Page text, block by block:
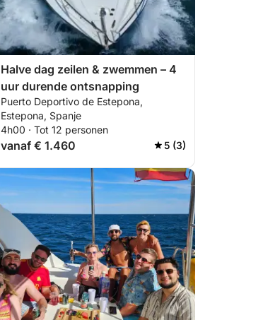
Halve dag zeilen & zwemmen – 4
uur durende ontsnapping
Puerto Deportivo de Estepona,
Estepona, Spanje
4h00 · Tot 12 personen
vanaf € 1.460 5 (3)